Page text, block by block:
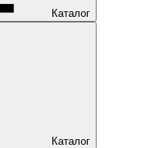
Каталог
Каталог